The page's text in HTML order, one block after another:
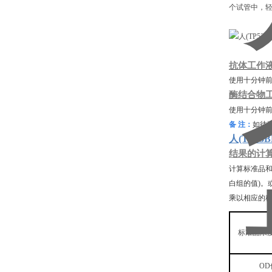
个试管中，
抗体工作
使用十分钟
酶结合物
使用十分钟
备 注： 如待
人
结果的计
计算标准品
白组的值)。
乘以相应的
标准品浓
OD